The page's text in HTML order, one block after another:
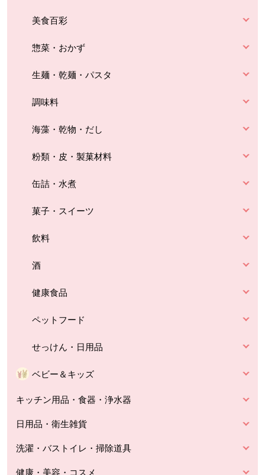
美食百彩
惣菜・おかず
生麺・乾麺・パスタ
調味料
海藻・乾物・だし
粉類・皮・製菓材料
缶詰・水煮
菓子・スイーツ
飲料
酒
健康食品
ペットフード
せっけん・日用品
ベビー＆キッズ
キッチン用品・食器・浄水器
日用品・衛生雑貨
洗濯・バストイレ・掃除道具
健康・美容・コスメ